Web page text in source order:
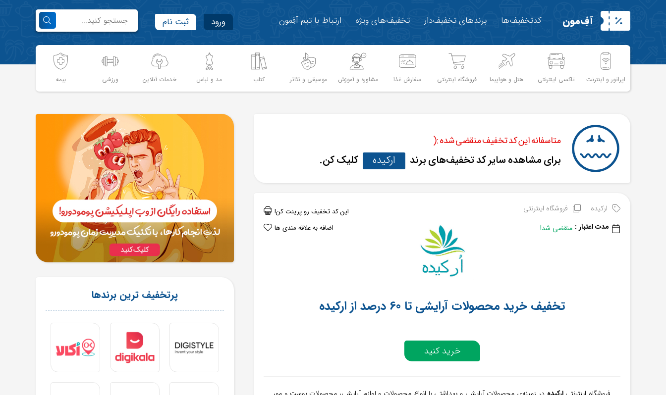
آفِ‌مون کدتخفیف‌ها برندهای تخفیف‌دار تخفیف‌های ویژه ارتباط با تیم آفِمون ورود ثبت نام
اپراتور و اینترنت تاکسی اینترنتی هتل و هواپیما فروشگاه اینترنتی سفارش غذا مشاوره و آموزش موسیقی و تئاتر کتاب مد و لباس خدمات آنلاین ورزشی بیمه
متاسفانه این کد تخفیف منقضی شده :(
برای مشاهده سایر کد تخفیف‌های برند ارکیده کلیک کن.
ارکیده
فروشگاه اینترنتی
مدت اعتبار : منقضی شد!
این کد تخفیف رو پرینت کن!
اضافه به علاقه مندی ها
تخفیف خرید محصولات آرایشی تا 60 درصد از ارکیده
خرید کنید
پرتخفیف ترین برندها